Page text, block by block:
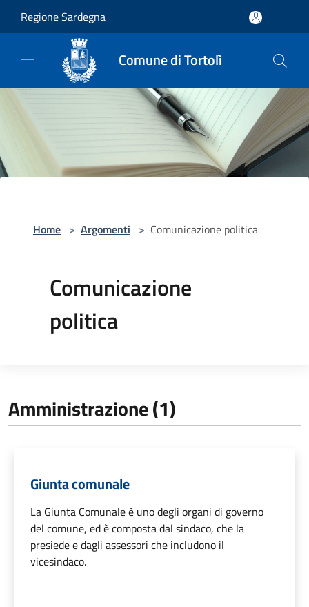
Regione Sardegna
Comune di Tortolì
Home > Argomenti > Comunicazione politica
Comunicazione
politica
Amministrazione (1)
Giunta comunale
La Giunta Comunale è uno degli organi di governo
del comune, ed è composta dal sindaco, che la
presiede e dagli assessori che includono il
vicesindaco.